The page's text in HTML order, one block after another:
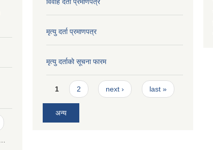
मृत्यु दर्ता प्रमाणपत्र
मृत्यु दर्ताकाे सूचना फारम
Pages
1 2 next › last »
अन्य